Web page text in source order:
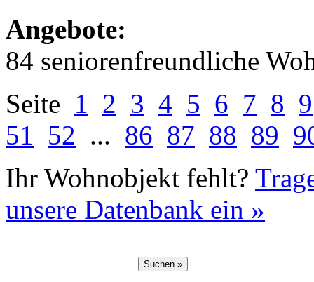
Angebote:
84 seniorenfreundliche
Seite 1 2 3 4 5 6 7 8 9
51
52 ... 86 87 88 89
Ihr Wohnobjekt fehlt?
unsere Datenbank ein »